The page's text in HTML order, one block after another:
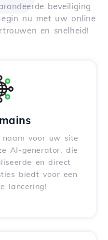
beveiliging
nu met uw online
en snelheid!
voor uw site
AI-generator, die
en direct
biedt voor een
lancering!